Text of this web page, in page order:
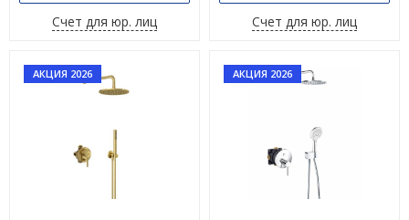
Счет для юр. лиц
Счет для юр. лиц
АКЦИЯ 2026 АКЦИЯ 2026